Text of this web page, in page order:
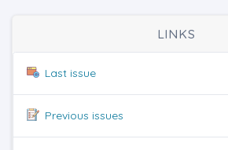
LINKS
Last issue
Previous issues